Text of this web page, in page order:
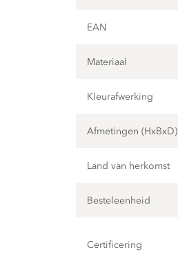
EAN
Materiaal
Kleurafwerking
Afmetingen (HxBxD)
Land van herkomst
Besteleenheid
Certificering